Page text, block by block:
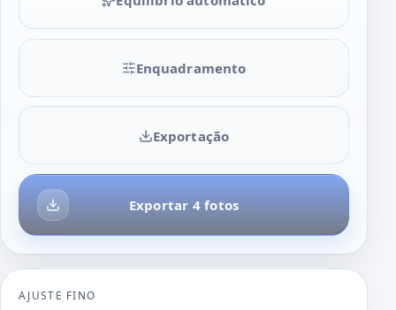
Enquadramento
Exportar 4 fotos
Exportação
AJUSTE FINO